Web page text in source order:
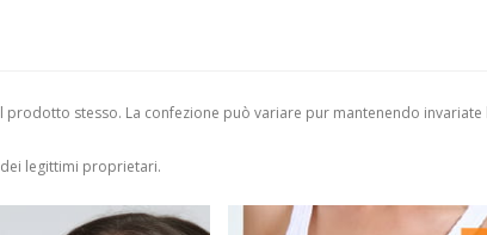
stesso. La confezione può variare pur mantenendo
legittimi proprietari.